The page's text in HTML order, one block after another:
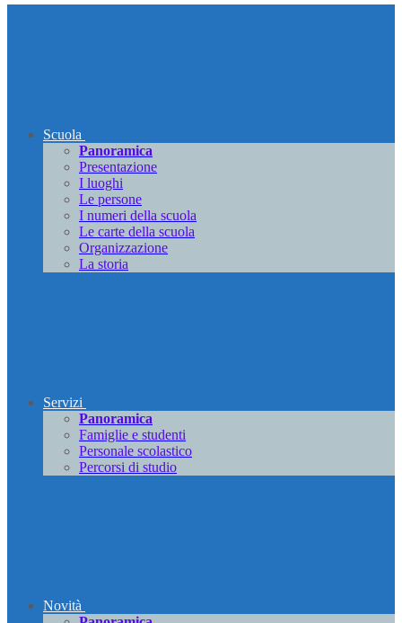
Scuola
Panoramica
Presentazione
I luoghi
Le persone
I numeri della scuola
Le carte della scuola
Organizzazione
La storia
Servizi
Panoramica
Famiglie e studenti
Personale scolastico
Percorsi di studio
Novità